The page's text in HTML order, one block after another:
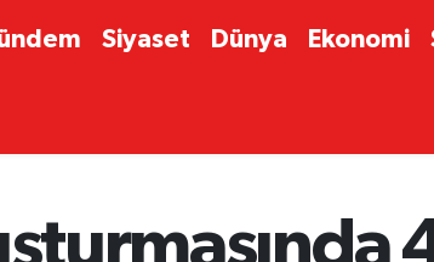
Siyaset Dünya Ekonomi